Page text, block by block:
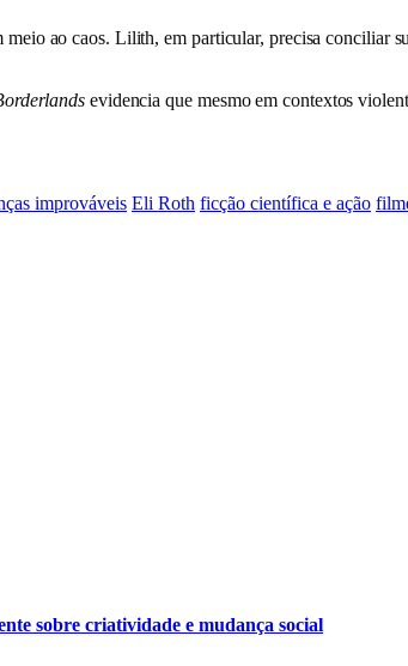
ao caos. Lilith, em particular, precisa conciliar
evidencia que mesmo em contextos
improváveis Eli Roth ficção científica e ação
sobre criatividade e mudança social